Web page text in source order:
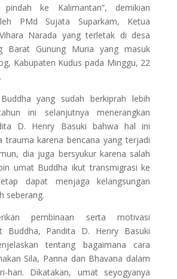
ke Kalimantan”, demikian
PMd Sujata Suparkam, Ketua
Narada yang terletak di desa
Barat Gunung Muria yang masuk
Kabupaten Kudus pada Minggu, 22
yang sudah berkiprah lebih
ini selanjutnya menerangkan
D. Henry Basuki bahwa hal ini
trauma karena bencana yang terjadi
dia juga bersyukur karena salah
umat Buddha ikut transmigrasi ke
dapat menjaga kelangsungan
seberang.
pembinaan serta motivasi
Buddha, Pandita D. Henry Basuki
tentang bagaimana cara
Sila, Panna dan Bhavana dalam
hari. Dikatakan, umat seyogyanya